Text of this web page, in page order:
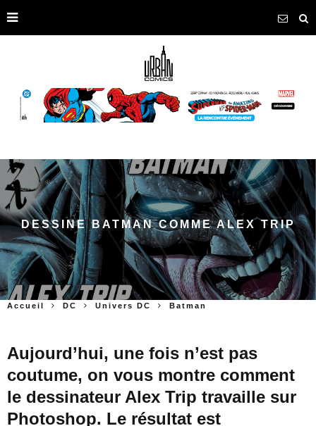
DESSINE BATMAN COMME ALEX TRIP
Accueil DC Univers DC Batman
Aujourd’hui, une fois n’est pas
coutume, on vous montre comment
le dessinateur Alex Trip travaille sur
Photoshop. Le résultat est